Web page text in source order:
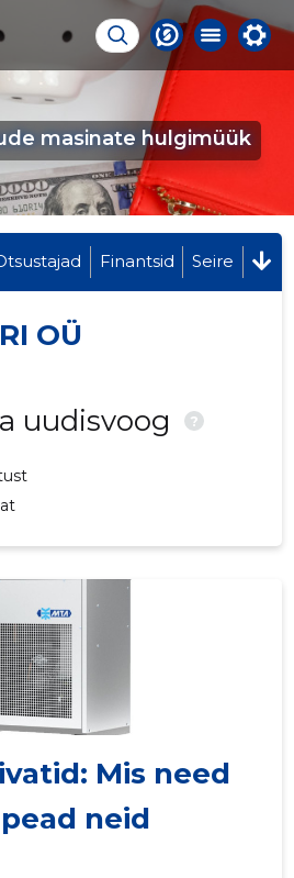
masinate hulgimüük
Finantsid Seire
OÜ
uudisvoog ?
Mis need
neid